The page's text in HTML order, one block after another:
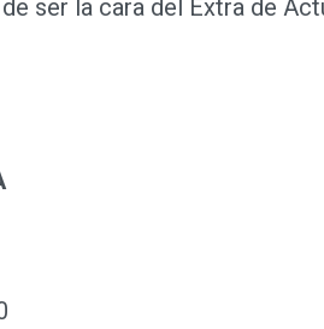
ser la cara del Extra de